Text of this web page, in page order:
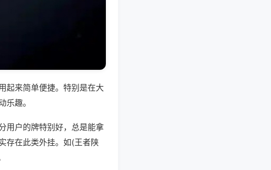
起来简单便捷。特别是在大
趣。
用户的牌特别好，总是能拿
存在此类外挂。如(王者陕